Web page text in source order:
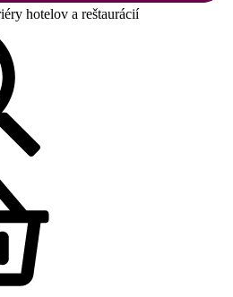
hotelov a reštaurácií